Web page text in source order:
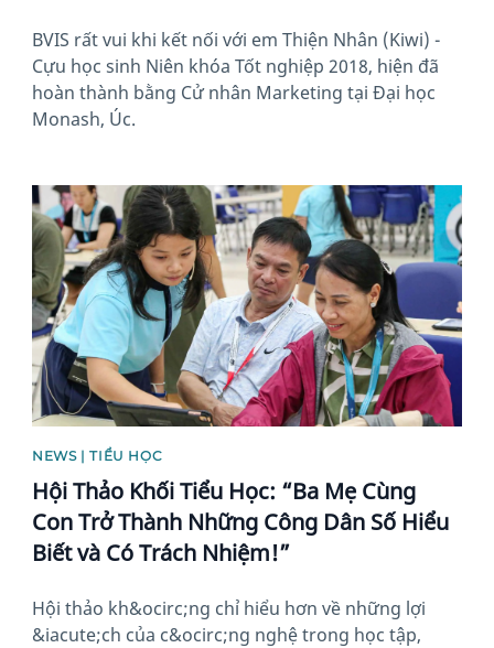
BVIS rất vui khi kết nối với em Thiện Nhân (Kiwi) -
Cựu học sinh Niên khóa Tốt nghiệp 2018, hiện đã
hoàn thành bằng Cử nhân Marketing tại Đại học
Monash, Úc.
News image
NEWS | TIỂU HỌC
Hội Thảo Khối Tiểu Học: “Ba Mẹ Cùng
Con Trở Thành Những Công Dân Số Hiểu
Biết và Có Trách Nhiệm!”
Hội thảo kh&ocirc;ng chỉ hiểu hơn về những lợi
&iacute;ch của c&ocirc;ng nghệ trong học tập,